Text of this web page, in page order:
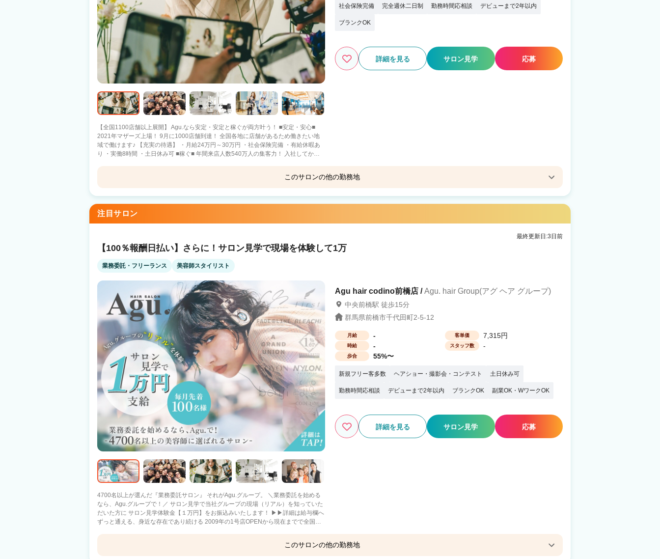
【全国1100店舗以上展開】 Agu.なら安定・安定と稼ぐが両方叶う！ ■安定・安心■
2021年マザーズ上場！ 9月に1000店舗到達！ 全国各地に店舗があるため働きたい地
域で働けます♪ 【充実の待遇】 ・月給24万円～30万円 ・社会保険完備 ・有給休暇あ
り ・実働8時間 ・土日休み可 ■稼ぐ■ 年間来店人数540万人の集客力！ 入社してから
歓迎♪現在FCオーナー37名以上！ ⑤ブランク・復帰したい方歓迎 もう一度美容師を続
くさん♪ ☆有名美容師プロデュースサロン☆ ・みやちのりよし氏 CS made by
SHACHU ・中村トメ吉氏 Men’s hair salon FIRST コラボブランドサロンで働けるチ
発信サロンで集客好調♪ ☆メンズサロン☆ ・BLEACHi ブリーチ ・FADE&LINE フ
ェードアンドライン メンズサロンも展開！今後も続々出店計画中！ あなたに合うサロ
ンがきっと見つかります！ 将来のことも考えて働き方を選択しましょう。
社会保険完備 完全週休二日制 勤務時間応相談 デビューまで2年以内
ブランクOK
詳細を見る サロン見学 応募
このサロンの他の勤務地
CROWN ACORNs HAIR SALON
crown.S 前橋
注目サロン
最終更新日:3日前
【100％報酬日払い】さらに！サロン見学で現場を体験して1万
業務委託・フリーランス 美容師スタイリスト
4700名以上が選んだ『業務委託サロン』 それがAgu.グループ。 ＼業務委託を始める
なら、Agu.グループで！／ サロン見学で当社グループの現場（リアル）を知っていた
だいた方に サロン見学体験金【１万円】をお振込みいたします！ ▶▶詳細は給与欄へ
ずっと通える、身近な存在であり続ける 2009年の1号店OPENから現在までで全国
Agu hair codino前橋店 /Agu. hair Group(アグ ヘア グループ)
中央前橋駅 徒歩15分
群馬県前橋市千代田町2-5-12
月給 - 客単価 7,315円
時給 - スタッフ数 -
歩合 55%〜
新規フリー客多数 ヘアショー・撮影会・コンテスト 土日休み可
勤務時間応相談 デビューまで2年以内 ブランクOK 副業OK・WワークOK
詳細を見る サロン見学 応募
このサロンの他の勤務地